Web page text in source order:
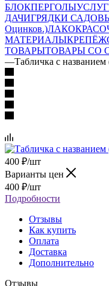
БЛОКПЕРГОЛЫ
ДАЧИГРЯДКИ
Оцинков.)
МАТЕРИАЛЫКРЕПЁЖ
ТОВАРЫТОВАРЫ СО
—Табличка с
400 ₽/шт
Варианты цен
400 ₽/шт
Подробности
Отзывы
Как купить
Оплата
Доставка
Дополнительно
Отзывы